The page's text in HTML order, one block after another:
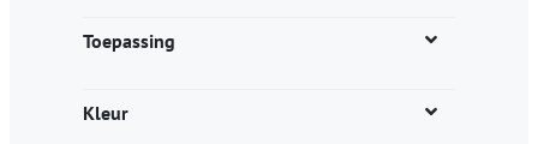
Toepassing
Kleur